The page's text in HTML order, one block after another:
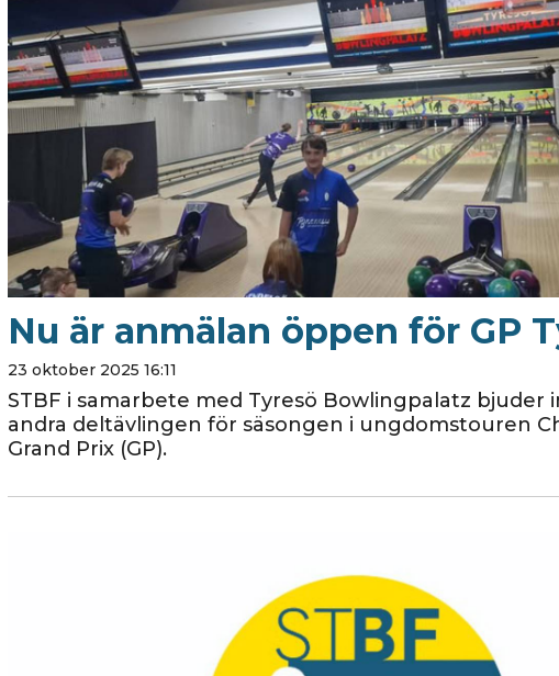
Nu är anmälan öppen för GP
23 oktober 2025 16:11
STBF i samarbete med Tyresö Bowlingpalatz bjuder
andra deltävlingen för säsongen i ungdomstouren
Grand Prix (GP).